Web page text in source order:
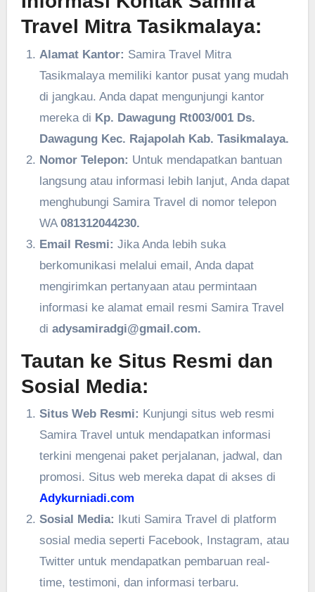
Travel Mitra Tasikmalaya:
Alamat Kantor: Samira Travel Mitra
Tasikmalaya memiliki kantor pusat yang mudah
di jangkau. Anda dapat mengunjungi kantor
mereka di Kp. Dawagung Rt003/001 Ds.
Dawagung Kec. Rajapolah Kab. Tasikmalaya.
Nomor Telepon: Untuk mendapatkan bantuan
langsung atau informasi lebih lanjut, Anda dapat
menghubungi Samira Travel di nomor telepon
WA 081312044230.
Email Resmi: Jika Anda lebih suka
berkomunikasi melalui email, Anda dapat
mengirimkan pertanyaan atau permintaan
informasi ke alamat email resmi Samira Travel
di adysamiradgi@gmail.com.
Tautan ke Situs Resmi dan
Sosial Media:
Situs Web Resmi: Kunjungi situs web resmi
Samira Travel untuk mendapatkan informasi
terkini mengenai paket perjalanan, jadwal, dan
promosi. Situs web mereka dapat di akses di
Adykurniadi.com
Sosial Media: Ikuti Samira Travel di platform
sosial media seperti Facebook, Instagram, atau
Twitter untuk mendapatkan pembaruan real-
time, testimoni, dan informasi terbaru.